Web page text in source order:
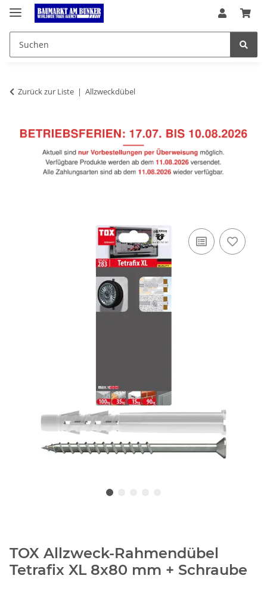
Zurück zur Liste Allzweckdübel
TOX Allzweck-Rahmendübel
Tetrafix XL 8x80 mm + Schraube